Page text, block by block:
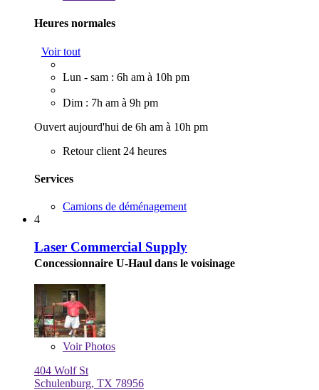
Heures normales
Voir tout
Lun - sam : 6h am à 10h pm
Dim : 7h am à 9h pm
Ouvert aujourd'hui de 6h am à 10h pm
Retour client 24 heures
Services
Camions de déménagement
4
Laser Commercial Supply
Concessionnaire U-Haul dans le voisinage
VoirPhotos
404 Wolf St
Schulenburg, TX 78956